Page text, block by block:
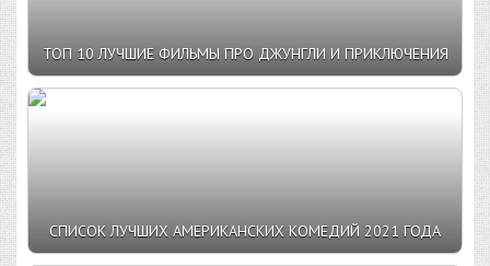
ТОП 10 ЛУЧШИЕ ФИЛЬМЫ ПРО ДЖУНГЛИ И ПРИКЛЮЧЕНИЯ
СПИСОК ЛУЧШИХ АМЕРИКАНСКИХ КОМЕДИЙ 2021 ГОДА